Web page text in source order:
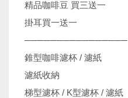
精品咖啡豆 買三送一
掛耳買一送一
────────────────
錐型咖啡濾杯 / 濾紙
濾紙收納
梯型濾杯 / K型濾杯 / 濾紙